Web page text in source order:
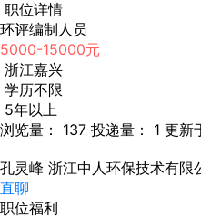
职位详情
环评编制人员
5000-15000元
浙江嘉兴
学历不限
5年以上
浏览量： 137 投递量： 1 更新
孔灵峰 浙江中人环保技术有限
直聊
职位福利